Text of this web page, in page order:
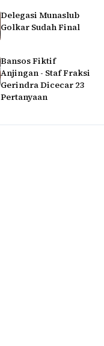
Delegasi Munaslub
Golkar Sudah Final
Bansos Fiktif
Anjingan - Staf Fraksi
Gerindra Dicecar 23
Pertanyaan